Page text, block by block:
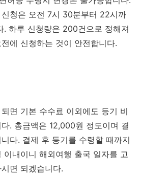
청은 오전 7시 30분부터 22시까
. 하루 신청량은 200건으로 정해져
에 신청하는 것이 안전합니다.
면 기본 수수료 이외에도 등기 비
. 총금액은 12,000원 정도이며 결
다. 결제 후 등기를 수령할 때까지
이내이니 해외여행 출국 일자를 고
면 되겠습니다.